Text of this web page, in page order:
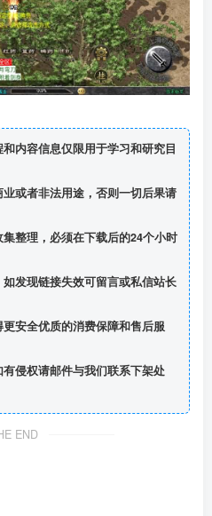
内容信息仅限用于学习和研究目
或者非法用途，否则一切后果请
整理，必须在下载后的24个小时
发现链接失效可留言或私信站长
安全优质的消费保障和售后服
侵权请邮件与我们联系下架处
END